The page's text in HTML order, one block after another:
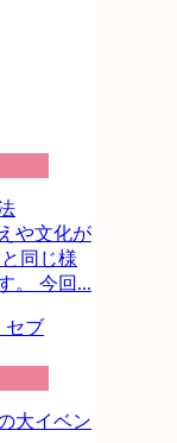
や文化が
同じ様
。 今回...
大イベン